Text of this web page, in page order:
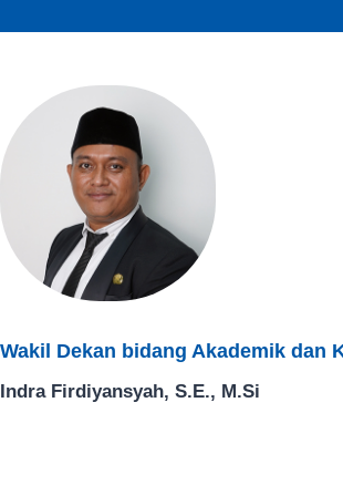
Wakil Dekan bidang Akademik dan
Indra Firdiyansyah, S.E., M.Si​